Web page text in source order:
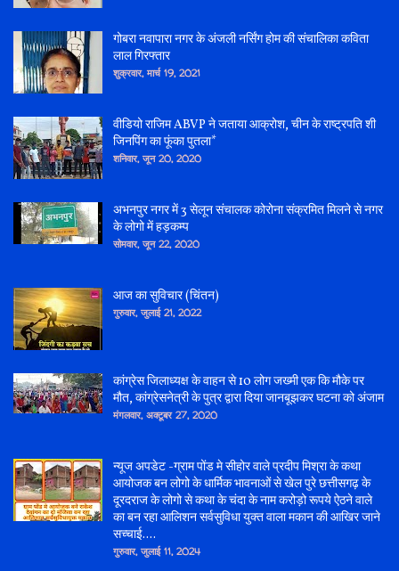
गोबरा नवापारा नगर के अंजली नर्सिंग होम की संचालिका कविता
लाल गिरफ्तार
शुक्रवार, मार्च 19, 2021
वीडियो राजिम ABVP ने जताया आक्रोश, चीन के राष्ट्रपति शी
जिनपिंग का फूंका पुतला*
शनिवार, जून 20, 2020
अभनपुर नगर में 3 सेलून संचालक कोरोना संक्रमित मिलने से नगर
के लोगो में हड़कम्प
सोमवार, जून 22, 2020
आज का सुविचार (चिंतन)
गुरुवार, जुलाई 21, 2022
कांग्रेस जिलाध्यक्ष के वाहन से 10 लोग जख्मी एक कि मौके पर
मौत, कांग्रेसनेत्री के पुत्र द्वारा दिया जानबूझकर घटना को अंजाम
मंगलवार, अक्टूबर 27, 2020
न्यूज अपडेट -ग्राम पोंड मे सीहोर वाले प्रदीप मिश्रा के कथा
आयोजक बन लोगो के धार्मिक भावनाओं से खेल पुरे छत्तीसगढ़ के
दूरदराज के लोगो से कथा के चंदा के नाम करोड़ो रूपये ऐठने वाले
का बन रहा आलिशन सर्वसुविधा युक्त वाला मकान की आखिर जाने
सच्चाई....
गुरुवार, जुलाई 11, 2024